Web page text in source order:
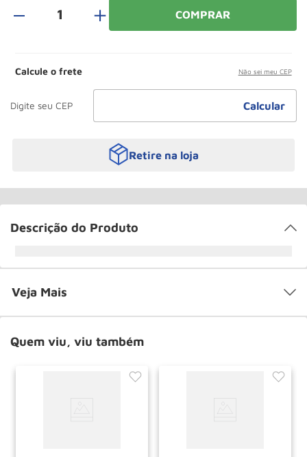
＋ COMPRAR
Calcule o frete Não sei meu CEP
Retire na loja
Descrição do Produto
Veja Mais
Quem viu, viu também